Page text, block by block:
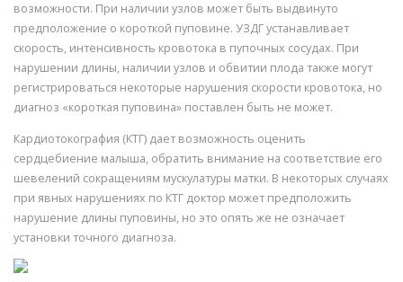
возможности. При наличии узлов может быть выдвинуто
предположение о короткой пуповине. УЗДГ устанавливает
скорость, интенсивность кровотока в пупочных сосудах. При
нарушении длины, наличии узлов и обвитии плода также могут
регистрироваться некоторые нарушения скорости кровотока, но
диагноз «короткая пуповина» поставлен быть не может.
Кардиотокография (КТГ) дает возможность оценить
сердцебиение малыша, обратить внимание на соответствие его
шевелений сокращениям мускулатуры матки. В некоторых случаях
при явных нарушениях по КТГ доктор может предположить
нарушение длины пуповины, но это опять же не означает
установки точного диагноза.